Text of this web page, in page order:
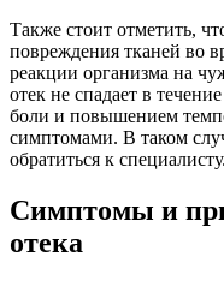
Также стоит отметить,
повреждения тканей во
реакции организма на
отек не спадает в
боли и повышением
симптомами. В таком
обратиться к специалисту.
Симптомы и
отека